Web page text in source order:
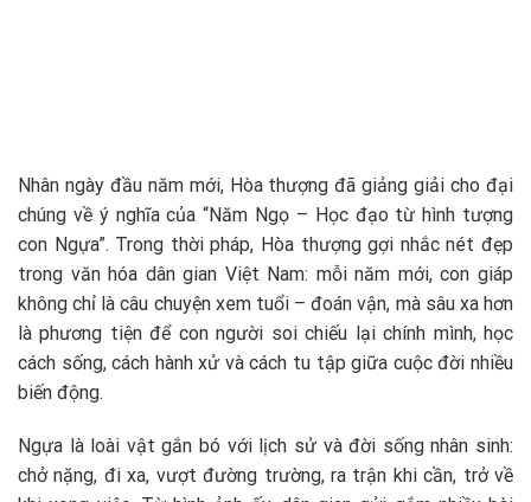
Nhân ngày đầu năm mới, Hòa thượng đã giảng giải cho đại
chúng về ý nghĩa của “Năm Ngọ – Học đạo từ hình tượng
con Ngựa”. Trong thời pháp, Hòa thượng gợi nhắc nét đẹp
trong văn hóa dân gian Việt Nam: mỗi năm mới, con giáp
không chỉ là câu chuyện xem tuổi – đoán vận, mà sâu xa hơn
là phương tiện để con người soi chiếu lại chính mình, học
cách sống, cách hành xử và cách tu tập giữa cuộc đời nhiều
biến động.
Ngựa là loài vật gắn bó với lịch sử và đời sống nhân sinh:
chở nặng, đi xa, vượt đường trường, ra trận khi cần, trở về